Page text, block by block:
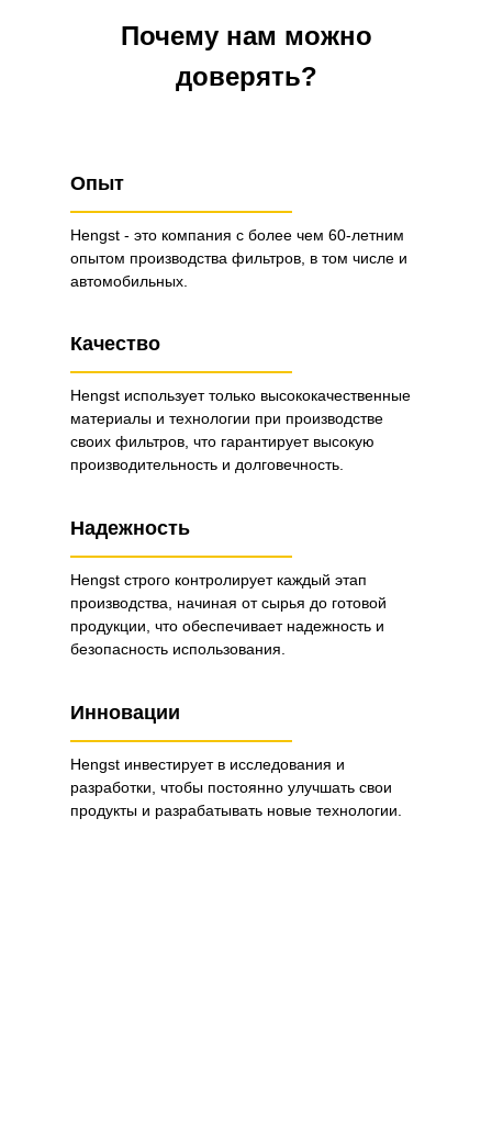
Почему нам можно
доверять?
Опыт
Hengst - это компания с более чем 60-летним
опытом производства фильтров, в том числе и
автомобильных.
Качество
Надежность
Hengst использует только высококачественные
материалы и технологии при производстве
своих фильтров, что гарантирует высокую
производительность и долговечность.
Инновации
Hengst строго контролирует каждый этап
производства, начиная от сырья до готовой
продукции, что обеспечивает надежность и
безопасность использования.
Hengst инвестирует в исследования и
разработки, чтобы постоянно улучшать свои
продукты и разрабатывать новые технологии.